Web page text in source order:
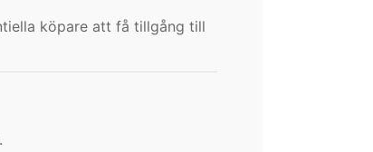
köpare att få tillgång till